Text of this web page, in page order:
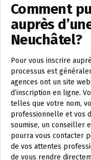
Comment
auprès
Neuchâtel?
Pour vous inscrire
processus est
agences ont un site
d’inscription en ligne.
telles que votre nom,
professionnelle et vos
soumise, un conseiller
pourra vous contacter
de vos attentes
de vous rendre